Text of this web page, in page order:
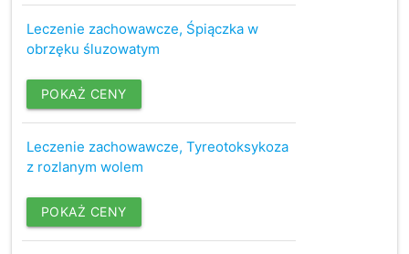
Leczenie zachowawcze, Śpiączka w
obrzęku śluzowatym
POKAŻ CENY
Leczenie zachowawcze, Tyreotoksykoza
z rozlanym wolem
POKAŻ CENY